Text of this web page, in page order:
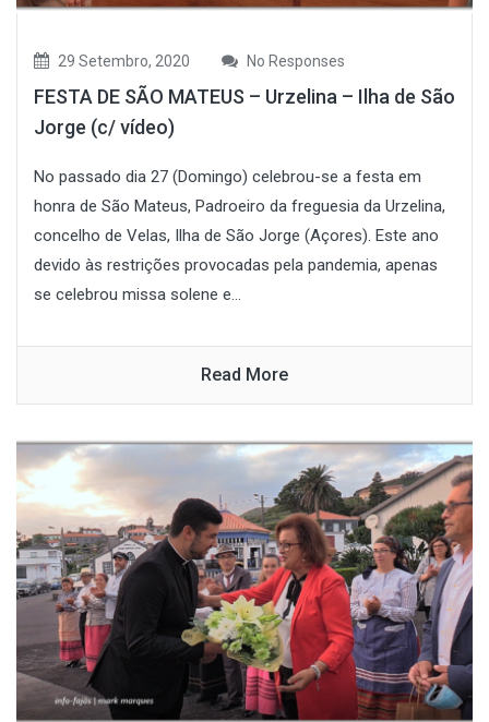
29 Setembro, 2020 No Responses
FESTA DE SÃO MATEUS – Urzelina – Ilha de São
Jorge (c/ vídeo)
No passado dia 27 (Domingo) celebrou-se a festa em
honra de São Mateus, Padroeiro da freguesia da Urzelina,
concelho de Velas, Ilha de São Jorge (Açores). Este ano
devido às restrições provocadas pela pandemia, apenas
se celebrou missa solene e...
Read More